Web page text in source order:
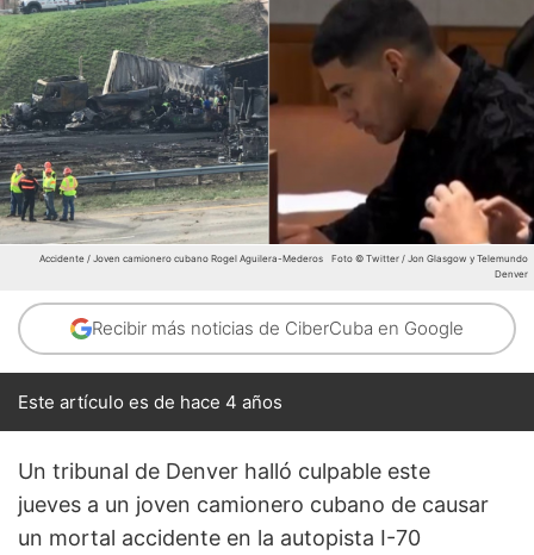
Accidente / Joven camionero cubano Rogel Aguilera-Mederos
Foto © Twitter / Jon Glasgow y Telemundo
Denver
Recibir más noticias de CiberCuba en Google
Este artículo es de hace 4 años
Un tribunal de Denver halló culpable este
jueves a un joven camionero cubano de causar
un mortal accidente en la autopista I-70